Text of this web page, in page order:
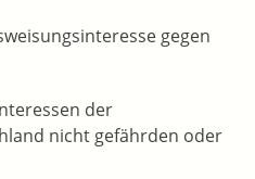
gegen
der
nicht gefährden oder